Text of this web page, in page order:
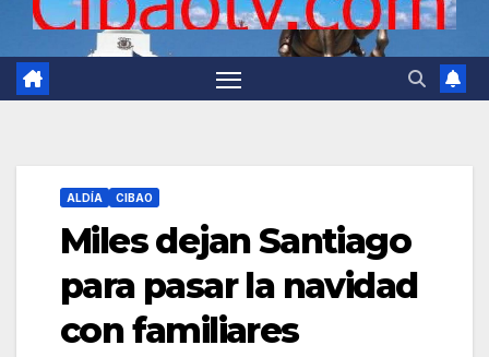
ALDÍA CIBAO
Miles dejan Santiago
para pasar la navidad
con familiares